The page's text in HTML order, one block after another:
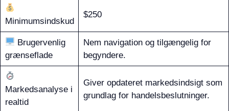
Minimumsindskud
$250
Brugervenlig
grænseflade
Nem navigation og tilgængelig for
begyndere.
Markedsanalyse i
realtid
Giver opdateret markedsindsigt som
grundlag for handelsbeslutninger.